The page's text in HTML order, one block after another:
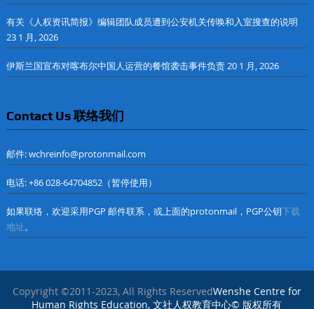
有关《人权资讯简报》编辑团队成员遭到公安机关传唤和入室搜查的说明
23 1 月, 2026
伊斯兰国宣布对喀布尔中国人运营的餐馆袭击事件负责20 1 月, 2026
Contact Us 联络我们
邮件: wchreinfo@protonmail.com
电话: +86 028-64704852（暂停使用）
如果联络，欢迎采用PGP 邮件联系，或上面的protonmail，PGP公钥下载
地址。
Copyright ©2011-2023, All Rights ReservedWenshe Centre for
Human Rights Education, 文社人权教育中心© 版权所有